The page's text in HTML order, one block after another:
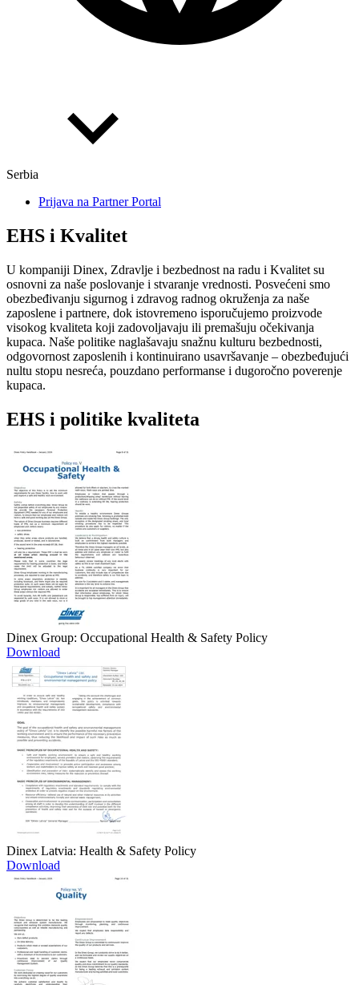
Serbia
Prijava na Partner Portal
EHS i Kvalitet
U kompaniji Dinex, Zdravlje i bezbednost na radu i Kvalitet su
osnovni za naše poslovanje i stvaranje vrednosti. Posvećeni smo
obezbeđivanju sigurnog i zdravog radnog okruženja za naše
zaposlene i partnere, dok istovremeno isporučujemo proizvode
visokog kvaliteta koji zadovoljavaju ili premašuju očekivanja
kupaca. Naše politike naglašavaju snažnu kulturu bezbednosti,
odgovornost zaposlenih i kontinuirano usavršavanje – obezbeđujući
nultu stopu nesreća, pouzdano performanse i dugoročno poverenje
kupaca.
EHS i politike kvaliteta
Dinex Group: Occupational Health & Safety Policy
Download
Dinex Latvia: Health & Safety Policy
Download